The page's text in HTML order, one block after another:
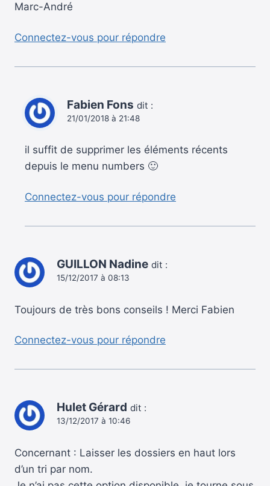
Marc-André
Connectez-vous pour répondre
Fabien Fons dit :
21/01/2018 à 21:48
il suffit de supprimer les éléments récents
depuis le menu numbers 🙂
Connectez-vous pour répondre
GUILLON Nadine dit :
15/12/2017 à 08:13
Toujours de très bons conseils ! Merci Fabien
Connectez-vous pour répondre
Hulet Gérard dit :
13/12/2017 à 10:46
Concernant : Laisser les dossiers en haut lors
d’un tri par nom.